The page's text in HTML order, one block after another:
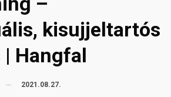
kisujjeltartós
Hangfal
2021.08.27.